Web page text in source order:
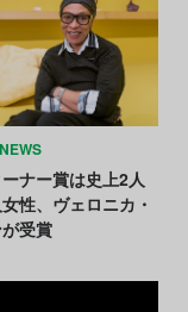
NEWS
ナー賞は史上2人
性、ヴェロニカ・
受賞